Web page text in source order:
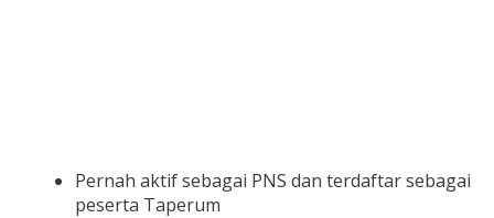
Pernah aktif sebagai PNS dan terdaftar sebagai
peserta Taperum